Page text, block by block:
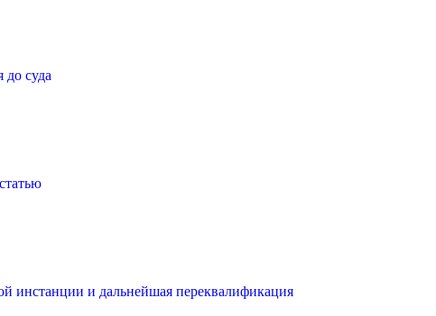
до суда
инстанции и дальнейшая переквалификация